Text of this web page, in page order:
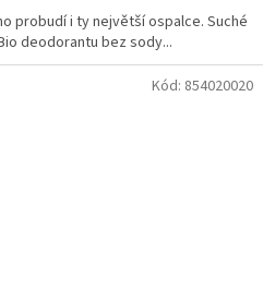
probudí i ty největší ospalce. Suché
deodorantu bez sody...
Kód: 854020020